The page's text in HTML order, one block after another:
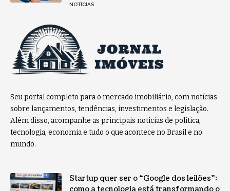
NOTÍCIAS
Seu portal completo para o mercado imobiliário, com notícias
sobre lançamentos, tendências, investimentos e legislação.
Além disso, acompanhe as principais notícias de política,
tecnologia, economia e tudo o que acontece no Brasil e no
mundo.
Startup quer ser o “Google dos leilões”:
como a tecnologia está transformando o